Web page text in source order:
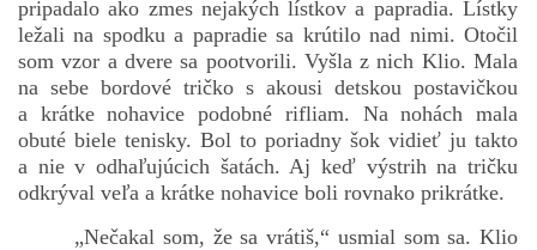
Hore ↑
pripadalo ako zmes nejakých lístkov a papradia. Lístky
ležali na spodku a papradie sa krútilo nad nimi. Otočil
som vzor a dvere sa pootvorili. Vyšla z nich Klio. Mala
na sebe bordové tričko s akousi detskou postavičkou
a krátke nohavice podobné rifliam. Na nohách mala
obuté biele tenisky. Bol to poriadny šok vidieť ju takto
a nie v odhaľujúcich šatách. Aj keď výstrih na tričku
odkrýval veľa a krátke nohavice boli rovnako prikrátke.
„Nečakal som, že sa vrátiš,“ usmial som sa. Klio